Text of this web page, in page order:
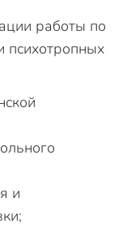
работы по
психотропных
и